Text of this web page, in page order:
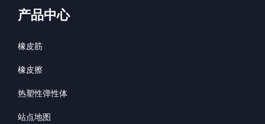
产品中心
橡皮筋
橡皮擦
热塑性弹性体
站点地图